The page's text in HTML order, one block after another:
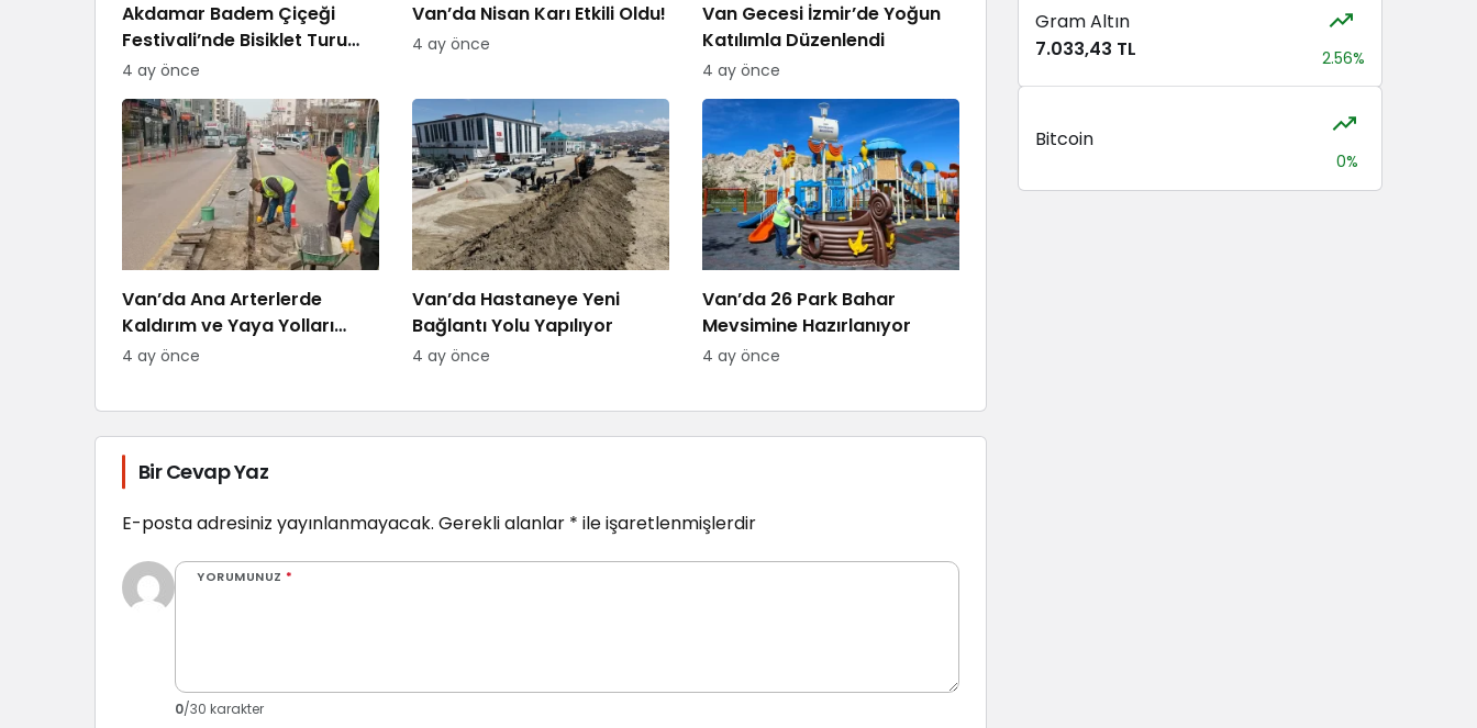
Akdamar Badem Çiçeği
Festivali’nde Bisiklet Turu
Heyecanı
4 ay önce
Van’da Nisan Karı Etkili Oldu!
4 ay önce
Van Gecesi İzmir’de Yoğun
Katılımla Düzenlendi
4 ay önce
Van’da Ana Arterlerde
Kaldırım ve Yaya Yolları
Yenileniyor
4 ay önce
Van’da Hastaneye Yeni
Bağlantı Yolu Yapılıyor
4 ay önce
Van’da 26 Park Bahar
Mevsimine Hazırlanıyor
4 ay önce
Bir Cevap Yaz
E-posta adresiniz yayınlanmayacak. Gerekli alanlar * ile işaretlenmişlerdir
YORUMUNUZ *
0/30 karakter
Gram Altın
7.033,43 TL
2.56%
Bitcoin
0%